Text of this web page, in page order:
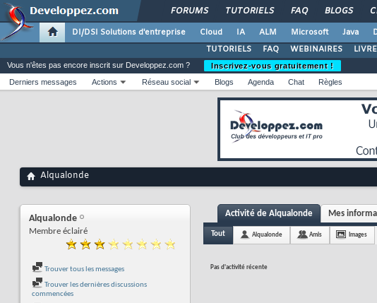
FORUMS TUTORIELS FAQ BLOGS
DI/DSI Solutions d'entreprise Cloud IA ALM Microsoft Java
TUTORIELS
FAQ WEBINAIRES
Vous n'êtes pas encore inscrit sur Developpez.com ?
Inscrivez-vous gratuitement !
Derniers messages
Actions Réseau social Blogs Agenda Chat Règles
Alqualonde
Alqualonde
Membre éclairé
Trouver tous les messages
Trouver les dernières discussions
commencées
Activité de Alqualonde Mes
Tout Alqualonde Amis Images
Pas d'activité récente